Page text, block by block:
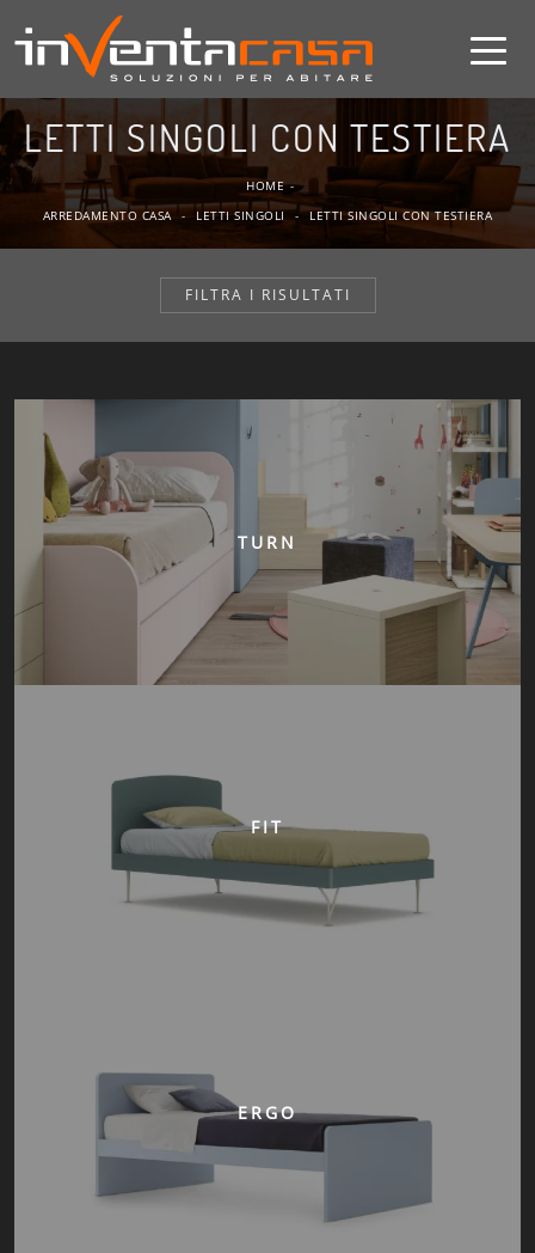
LETTI SINGOLI CON TESTIERA
HOME -
ARREDAMENTO CASA - LETTI SINGOLI - LETTI SINGOLI CON TESTIERA
FILTRA I RISULTATI
TURN
FIT
ERGO